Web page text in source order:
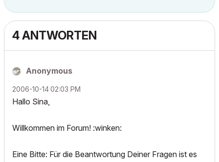
4 ANTWORTEN
Anonymous
‎2006-10-1402:03 PM
Hallo Sina,
Willkommen im Forum! :winken:
Eine Bitte: Für die Beantwortung Deiner Fragen ist es